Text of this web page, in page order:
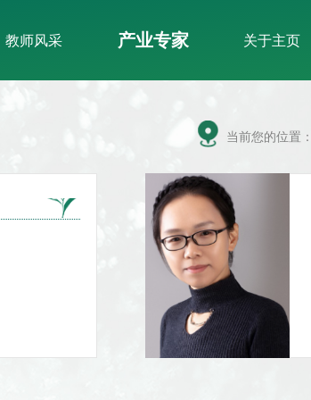
教师风采 产业专家 关于主页
当前您的位置：